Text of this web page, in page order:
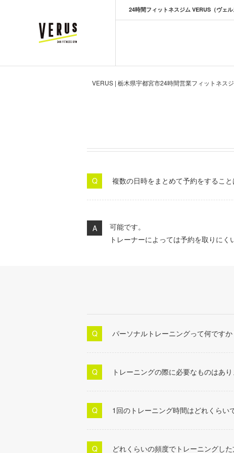
VERUS ヴェルス
24時間フィットネスジム VERUS（ヴェル
VERUS | 栃木県宇都宮市24時間営業フィットネス
複数の日時をまとめて予約をするこ
可能です。
トレーナーによっては予約を取りに
パーソナルトレーニングって何ですか
トレーニングの際に必要なものはあり
1回のトレーニング時間はどれくらい
どれくらいの頻度でトレーニングし